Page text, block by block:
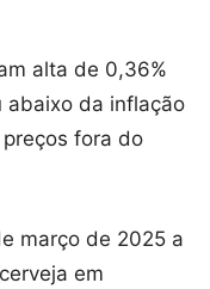
alta de 0,36%
abaixo da inflação
fora do
março de 2025 a
em